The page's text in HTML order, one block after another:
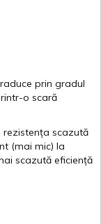
prin gradul
-o scară
rezistența scazută
(mai mic) la
scazută eficiență